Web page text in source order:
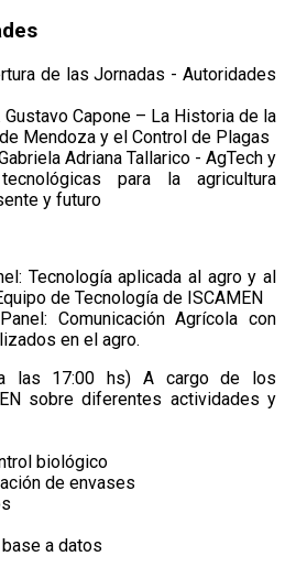
de las Jornadas - Autoridades
Capone – La Historia de la
Mendoza y el Control de Plagas
Adriana Tallarico - AgTech y
para la agricultura
y futuro
Tecnología aplicada al agro y al
de Tecnología de ISCAMEN
Comunicación Agrícola con
en el agro.
las 17:00 hs) A cargo de los
sobre diferentes actividades y
biológico
de envases
a datos